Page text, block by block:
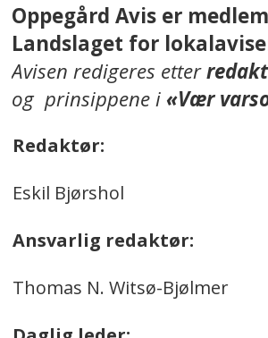
Oppegård Avis er
Landslaget for
Avisen redigeres etter
og prinsippene i«Vær
Redaktør:
Eskil Bjørshol
Ansvarlig redaktør:
Thomas N. Witsø-Bjølmer